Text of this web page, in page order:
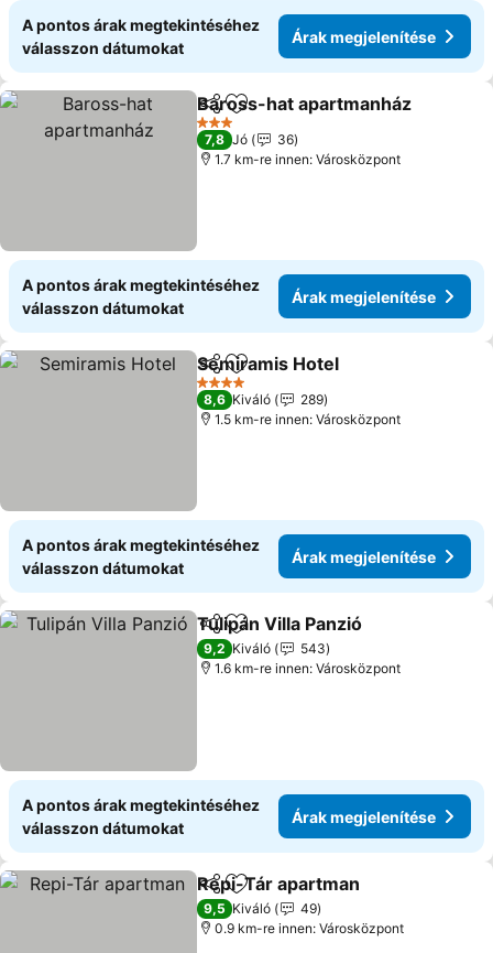
A pontos árak megtekintéséhez
válasszon dátumokat
Árak megjelenítése
Megosztás
Hozzáadás a kedvencekhez
Baross-hat apartmanház
3 Kategória
7,8 Jó
36
1.7 km-re innen: Városközpont
A pontos árak megtekintéséhez
válasszon dátumokat
Árak megjelenítése
Megosztás
Hozzáadás a kedvencekhez
Semiramis Hotel
4 Kategória
8,6 Kiváló
289
1.5 km-re innen: Városközpont
A pontos árak megtekintéséhez
válasszon dátumokat
Árak megjelenítése
Megosztás
Hozzáadás a kedvencekhez
Tulipán Villa Panzió
9,2 Kiváló
543
1.6 km-re innen: Városközpont
A pontos árak megtekintéséhez
válasszon dátumokat
Árak megjelenítése
Megosztás
Hozzáadás a kedvencekhez
Repi-Tár apartman
9,5 Kiváló
49
0.9 km-re innen: Városközpont